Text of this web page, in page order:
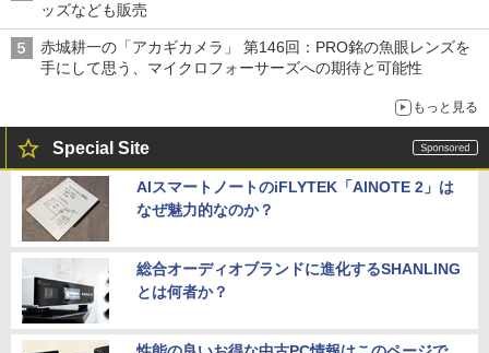
ッズなども販売
赤城耕一の「アカギカメラ」 第146回：PRO銘の魚眼レンズを
手にして思う、マイクロフォーサーズへの期待と可能性
もっと見る
Special Site
AIスマートノートのiFLYTEK「AINOTE 2」は
なぜ魅力的なのか？
総合オーディオブランドに進化するSHANLING
とは何者か？